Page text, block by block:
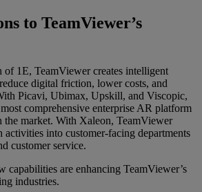
to TeamViewer’s
1E, TeamViewer creates intelligent
digital friction, lower costs, and
Picavi, Ubimax, Upskill, and Viscopic,
comprehensive enterprise AR platform
market. With Xaleon, TeamViewer
activities into customer-facing departments
customer service.
capabilities are enhancing TeamViewer’s
industries.